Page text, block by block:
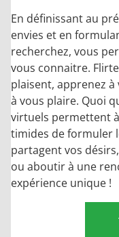
En définissant au
envies et en
recherchez, vous
vous connaitre.
plaisent, apprenez
à vous plaire. Quoi
virtuels permettent
timides de formuler
partagent vos
ou aboutir à une
expérience unique !